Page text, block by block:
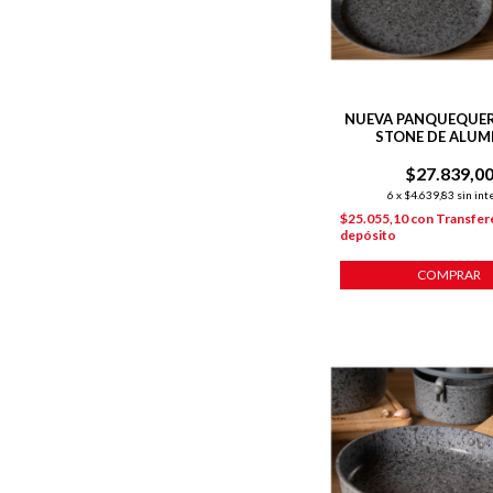
NUEVA
STONE DE
P/ INDUCCIÓN
$27.839,00
6 x $4.639,83 sin
$25.055,10con
depósito
COMPRAR